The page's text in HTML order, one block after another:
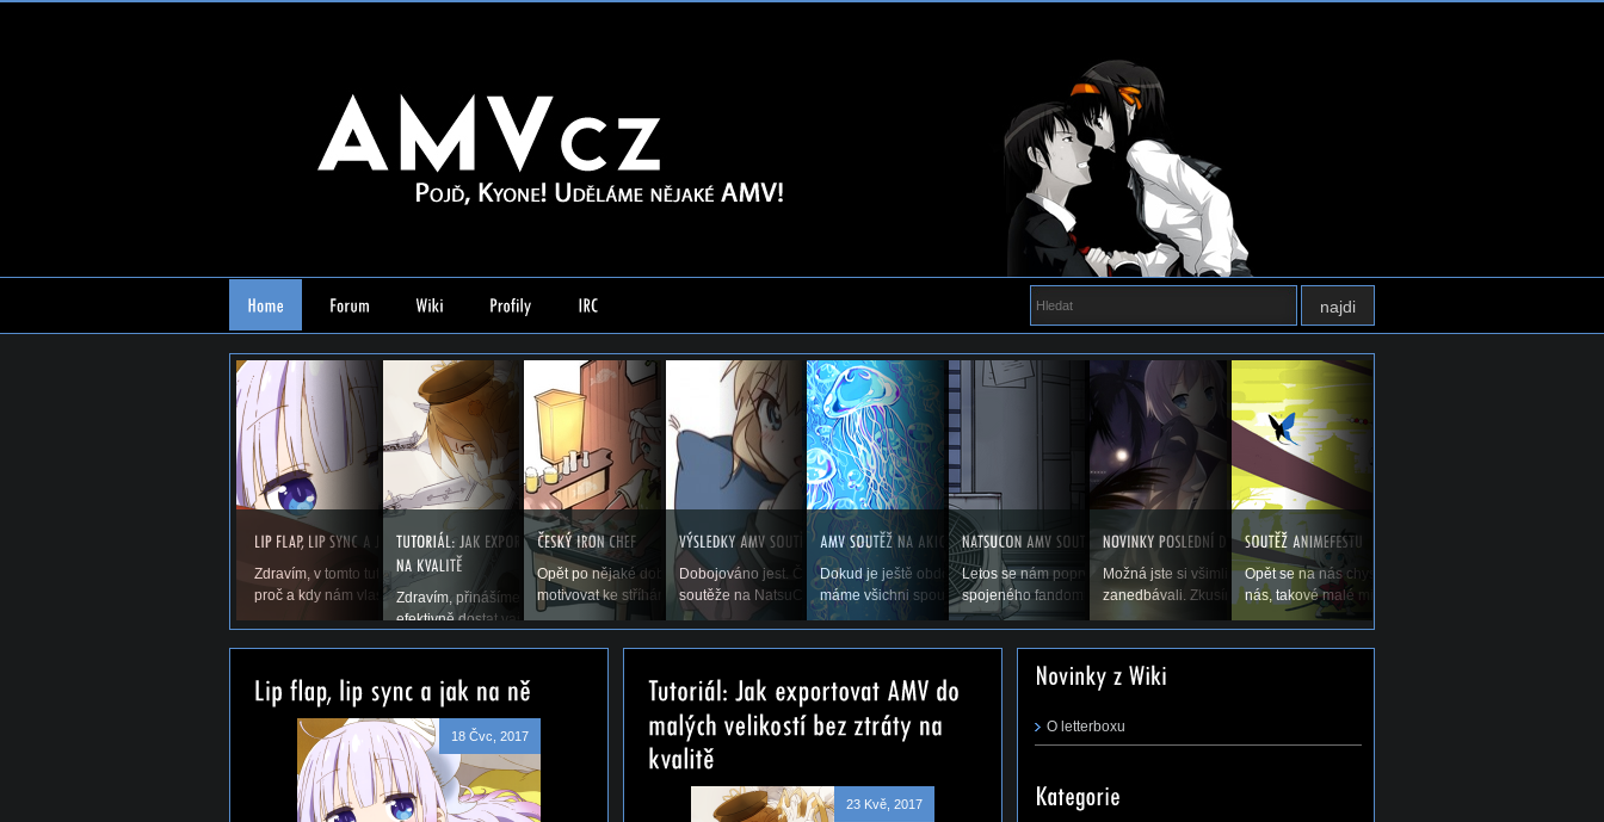
Zdravím, v tomto tutoriálu si povíme něco o lip flapu, co to je,
proč a kdy nám vlastně v AMV vadí a samozřejmě,...
Zdravím, přinášíme vám první tutoriál na téma, jak jednoduše a
efektivně dostat vaše AMV ze střihacího...
Opět po nějaké době vás vítáme u příspěvku, který by vás měl
motivovat ke stříhání. Snad se nám zadaří a...
Dobojováno jest. Čas ukázat výsledky druhého ročníku AMV
soutěže na NatsuConu 2014. (Pokračování...
Dokud je ještě období prázdnin a dovolených a tím pádem
máme všichni spoustu času stříhat, rádi bychom Vás...
Letos se nám poprvé koná Natsucon, nový festival anime a
spojeného fandomu. A s ním se nám hned koná soutěž AMV,...
Možná jste si všimli, že jsme vás v poslední době trochu
zanedbávali. Zkusíme to trochu zlepšit, leč přecijen je...
Opět se na nás chystá největší a nejdůležitější soutěž
nás, takové malé mistrovství ČR v AMV –...
18 Čvc, 2017
23 Kvě, 2017
O letterboxu